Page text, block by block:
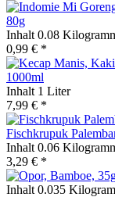
80g
Inhalt 0.08
0,99 € *
1000ml
Inhalt 1 Liter
7,99 € *
Fischkrupuk
Inhalt 0.06
3,29 € *
Inhalt 0.035